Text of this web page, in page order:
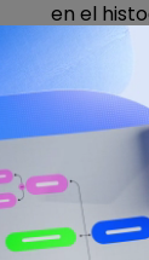
en el
histogramas
a ahorrar
el proceso de
Crea